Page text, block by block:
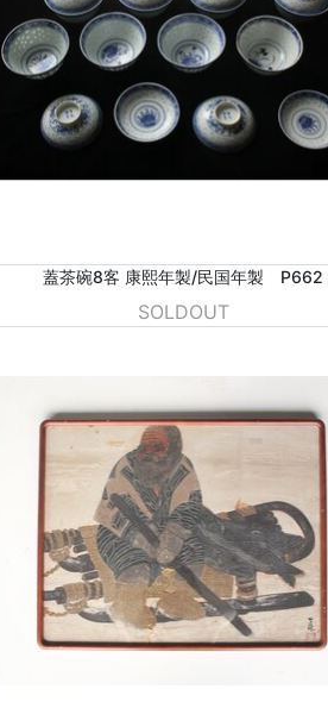
蓋茶碗8客 康熙年製/民国年製 P662
SOLDOUT